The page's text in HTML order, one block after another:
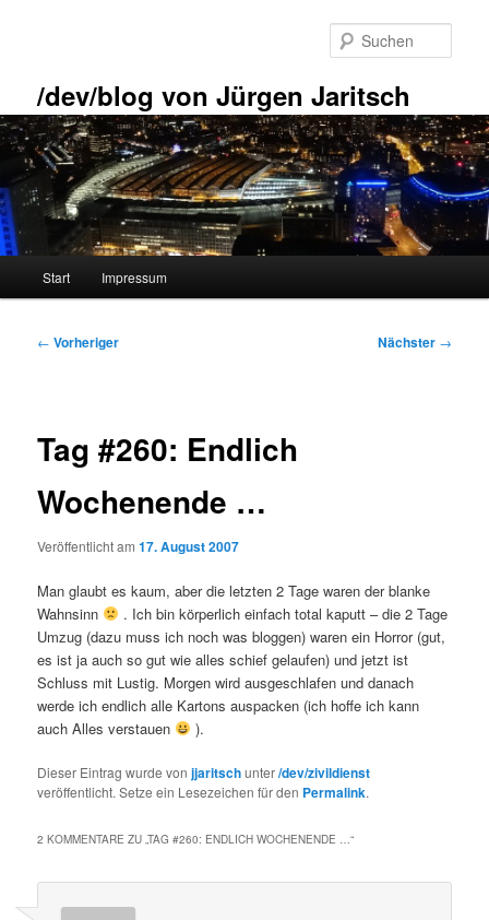
/dev/blog von Jürgen Jaritsch
Start Impressum
Beitragsnavigation
← Vorheriger Nächster →
Tag #260: Endlich
Wochenende …
Veröffentlicht am17. August 2007
Man glaubt es kaum, aber die letzten 2 Tage waren der blanke
Wahnsinn
. Ich bin körperlich einfach total kaputt – die 2 Tage
Umzug (dazu muss ich noch was bloggen) waren ein Horror (gut,
es ist ja auch so gut wie alles schief gelaufen) und jetzt ist
Schluss mit Lustig. Morgen wird ausgeschlafen und danach
werde ich endlich alle Kartons auspacken (ich hoffe ich kann
auch Alles verstauen
).
Dieser Eintrag wurde vonjjaritschunter/dev/zivildienst
veröffentlicht. Setze ein Lesezeichen für den Permalink.
2 KOMMENTARE ZU „TAG #260: ENDLICH WOCHENENDE …“